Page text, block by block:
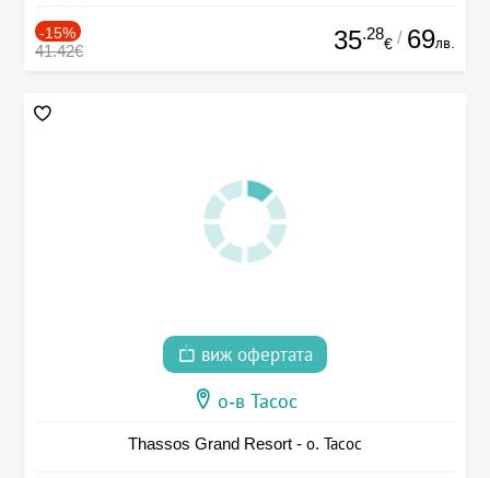
-15%
41.42€ 35.28
€ / 69лв.
виж офертата
о-в Тасос
Thassos Grand Resort - о. Тасос